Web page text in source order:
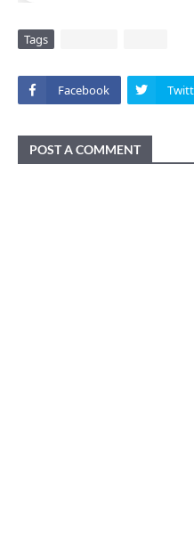
Tags
Facebook
POST A COMMENT